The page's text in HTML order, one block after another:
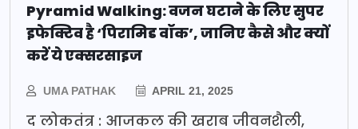
Pyramid Walking: वजन घटाने के लिए सुपर
इफेक्टिव है ‘पिरामिड वॉक’, जानिए कैसे और क्यों
करें ये एक्सरसाइज
UMA PATHAK APRIL 21, 2025
द लोकतंत्र : आजकल की खराब जीवनशैली,